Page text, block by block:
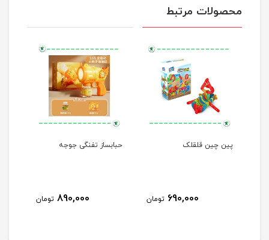
محصولات مرتبط
پین چین قلقلک
690,000 تومان
حبابساز تفنگی جوجه
890,000 تومان